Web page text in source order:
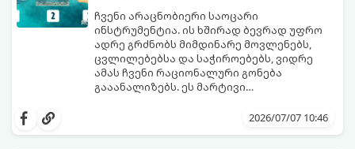
ჩვენი არაცნობიერი საოცარი
ინსტრუმენტია. ის ხშირად ბევრად უფრო
ადრე გრძნობს მიმდინარე მოვლენებს,
ცვლილებებსა და საჭიროებებს, ვიდრე
ამას ჩვენი რაციონალური გონება
გააანალიზებს. ეს მარტივი
ასოციაციურ აღქმაზეა დაფუძნებული,
აირჩიეთ სამი წერილიდან ის ერთი,
2026/07/07 10:46